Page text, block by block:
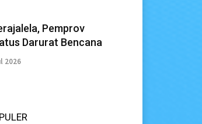
Pemprov
Darurat Bencana
2026